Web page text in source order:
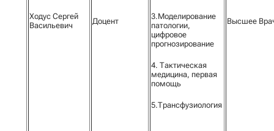
Ходус Сергей
Васильевич
Доцент
3.Моделирование
патологии,
цифровое
прогнозирование
4. Тактическая
медицина, первая
помощь
5.Трансфузиология
Высшее